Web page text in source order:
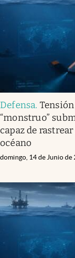
Defensa.
“monstruo”
capaz de
océano
domingo, 14 de Junio de